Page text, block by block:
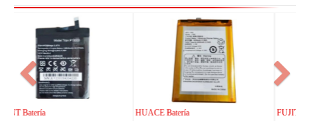
FUJITSU Batería
FUJITSU Batería